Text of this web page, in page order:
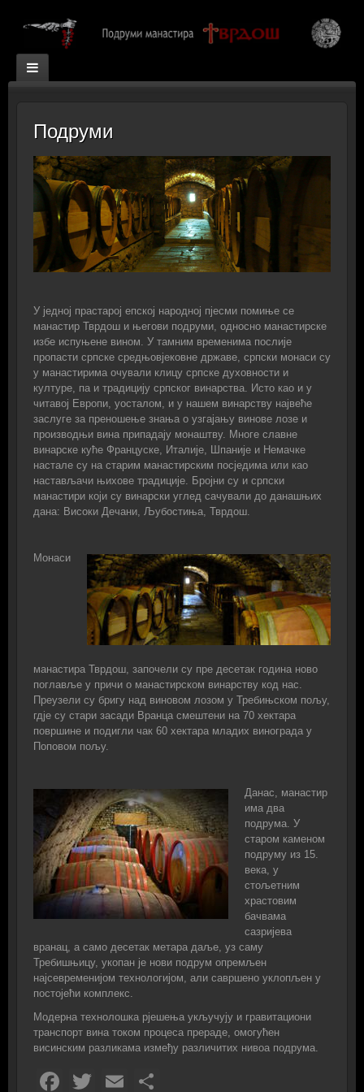
Подруми
У једној прастарој епској народној пjесми помиње се
манастир Тврдош и његови подруми, односно манастирске
избе испуњене вином. У тамним временима послије
пропасти српске средњовјековне државе, српски монаси су
у манастирима очували клицу српске духовности и
културе, па и традицију српског винарства. Исто као и у
читавој Европи, уосталом, и у нашем винарству највеће
заслуге за преношење знања о узгајању винове лозе и
производњи вина припадају монаштву. Многе славне
винарске куће Француске, Италије, Шпаније и Немачке
настале су на старим манастирским посјeдима или као
настављачи њихове традиције. Бројни су и српски
манастири који су винарски углед сачували до данашњих
дана: Високи Дечани, Љубостиња, Тврдош.
Монаси
манастира Тврдош, започели су пре десетак година ново
поглавље у причи о манастирском винарству код нас.
Преузели су бригу над виновом лозом у Требињском пољу,
гдје су стари засади Вранца смештени на 70 хектара
површине и подигли чак 60 хектара младих винограда у
Поповом пољу.
Данас, манастир
има два
подрума. У
старом каменом
подруму из 15.
века, у
стољетним
храстовим
бачвама
сазријева
вранац, а само десетак метара даље, уз саму
Требишњицу, укопан је нови подрум опремљен
најсевременијом технологијом, али савршено уклопљен у
постојећи комплекс.
Модерна технолошка рјешења укључују и гравитациони
транспорт вина током процеса прераде, омогућен
висинским разликама између различитих нивоа подрума.
Facebook
TwitterEmail